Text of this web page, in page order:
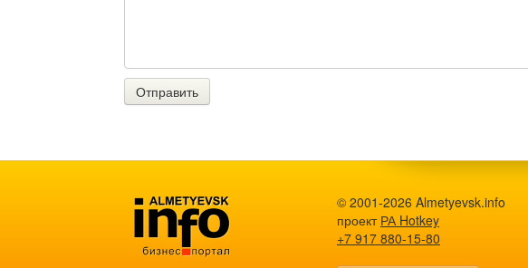
Отправить
© 2001-2026 Almetyevsk.info
проект РА Hotkey
+7 917 880-15-80